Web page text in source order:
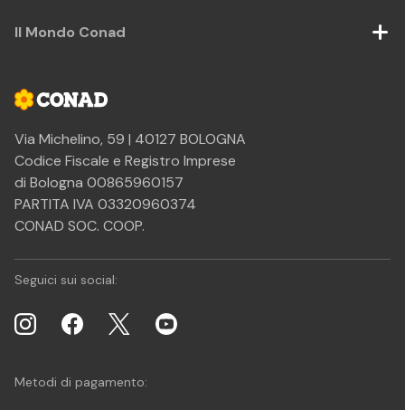
Via Michelino, 59 | 40127 BOLOGNA
Codice Fiscale e Registro Imprese
di Bologna 00865960157
PARTITA IVA 03320960374
CONAD SOC. COOP.
Il Mondo Conad
Seguici sui social:
Metodi di pagamento: